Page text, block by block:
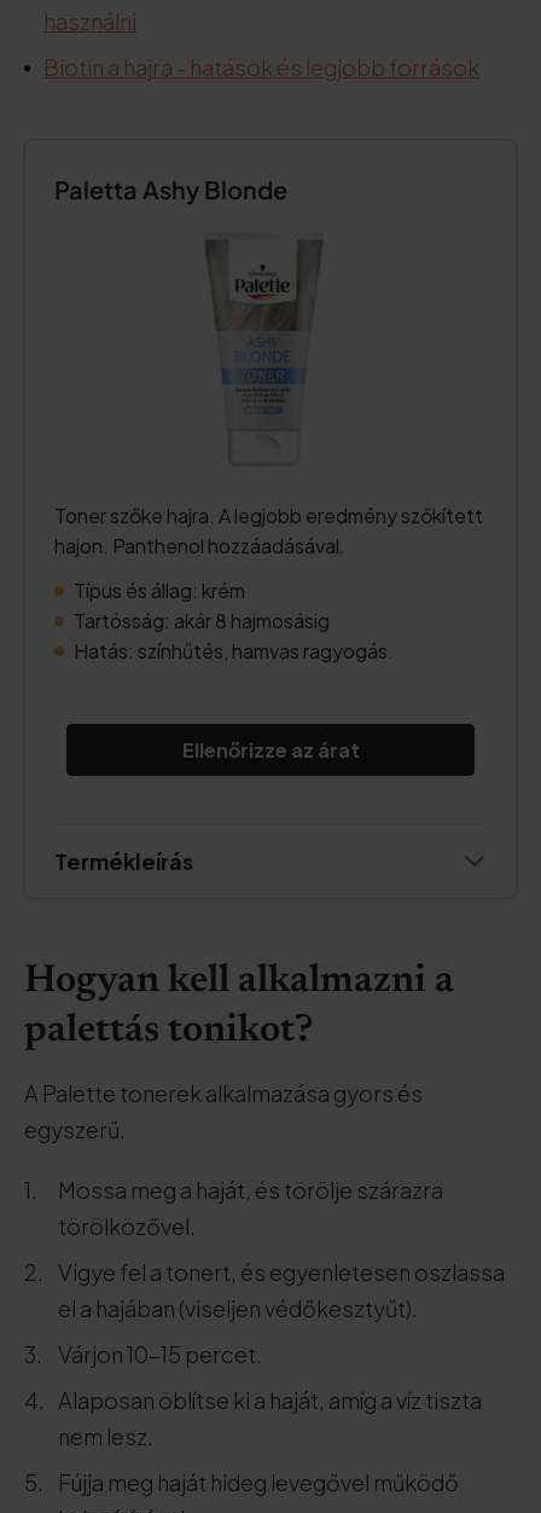
használni
Biotin a hajra - hatások és legjobb források
Paletta Ashy Blonde
Toner szőke hajra. A legjobb eredmény szőkített
hajon. Panthenol hozzáadásával.
Típus és állag: krém
Tartósság: akár 8 hajmosásig
Hatás: színhűtés, hamvas ragyogás.
Ellenőrizze az árat
Termékleírás
Hogyan kell alkalmazni a
palettás tonikot?
A Palette tonerek alkalmazása gyors és
egyszerű.
Mossa meg a haját, és törölje szárazra
törölközővel.
Vigye fel a tonert, és egyenletesen oszlassa
el a hajában (viseljen védőkesztyűt).
Várjon 10-15 percet.
Alaposan öblítse ki a haját, amíg a víz tiszta
nem lesz.
Fújja meg haját hideg levegővel működő